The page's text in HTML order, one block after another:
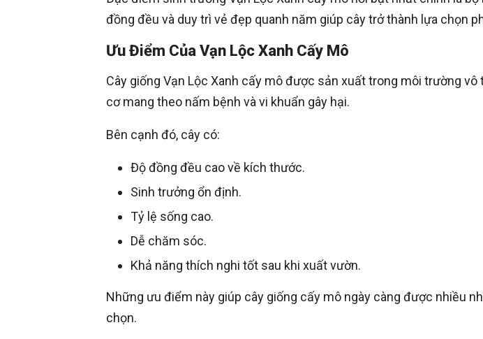
đồng đều và duy trì vẻ đẹp quanh năm giúp cây trở thành lựa chọn
Ưu Điểm Của Vạn Lộc Xanh Cấy Mô
Cây giống Vạn Lộc Xanh cấy mô được sản xuất trong môi trường
cơ mang theo nấm bệnh và vi khuẩn gây hại.
Bên cạnh đó, cây có:
Độ đồng đều cao về kích thước.
Sinh trưởng ổn định.
Tỷ lệ sống cao.
Dễ chăm sóc.
Khả năng thích nghi tốt sau khi xuất vườn.
Những ưu điểm này giúp cây giống cấy mô ngày càng được nhiều
chọn.